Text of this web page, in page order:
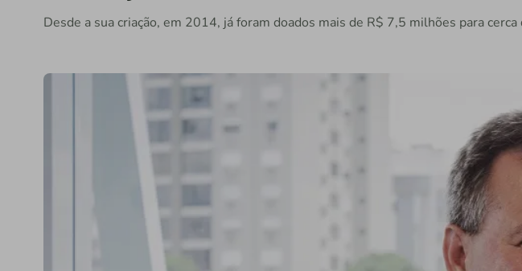
Desde a sua criação, em 2014, já foram doados mais de R$ 7,5 milhões para